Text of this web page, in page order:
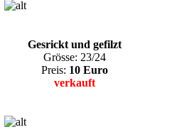
Gesrickt und gefilzt
Grösse: 23/24
Preis: 10 Euro
verkauft